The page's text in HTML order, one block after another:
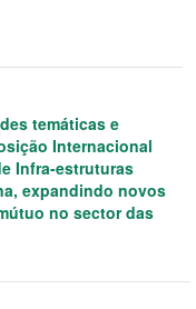
temáticas e
Internacional
Infra-estruturas
expandindo novos
no sector das